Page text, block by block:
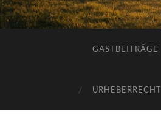
GASTBEITRÄGE
URHEBERRECHT